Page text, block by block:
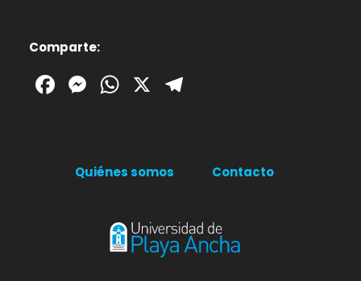
Comparte:
Facebook
Messenger
WhatsApp
X
Quiénes somos Contacto